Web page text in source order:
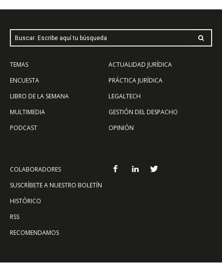
Buscar: Escribe aquí tu búsqueda
TEMAS
ENCUESTA
LIBRO DE LA SEMANA
MULTIMEDIA
PODCAST
ACTUALIDAD JURÍDICA
PRÁCTICA JURÍDICA
LEGALTECH
GESTIÓN DEL DESPACHO
OPINIÓN
COLABORADORES
SUSCRÍBETE A NUESTRO BOLETÍN
HISTÓRICO
RSS
RECOMENDAMOS